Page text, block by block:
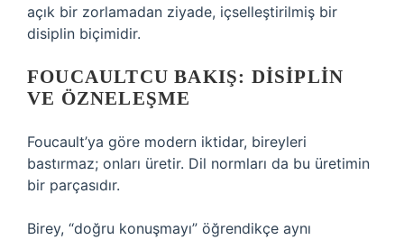
açık bir zorlamadan ziyade, içselleştirilmiş bir
disiplin biçimidir.
FOUCAULTCU BAKIŞ: DISIPLIN
VE ÖZNELEŞME
Foucault’ya göre modern iktidar, bireyleri
bastırmaz; onları üretir. Dil normları da bu üretimin
bir parçasıdır.
Birey, “doğru konuşmayı” öğrendikçe aynı